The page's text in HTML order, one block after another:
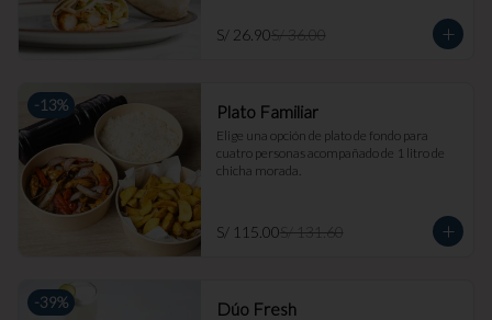
S/ 26.90S/ 36.00
-13% Plato Familiar
Elige una opción de plato de fondo para
cuatro personas acompañado de 1 litro de
chicha morada.
S/ 115.00S/ 131.60
-39% Dúo Fresh